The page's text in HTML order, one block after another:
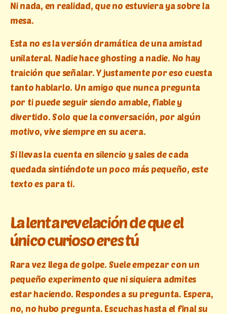
Ni nada, en realidad, que no estuviera ya sobre la
mesa.
Esta no es la versión dramática de una amistad
unilateral. Nadie hace ghosting a nadie. No hay
traición que señalar. Y justamente por eso cuesta
tanto hablarlo. Un amigo que nunca pregunta
por ti puede seguir siendo amable, fiable y
divertido. Solo que la conversación, por algún
motivo, vive siempre en su acera.
Si llevas la cuenta en silencio y sales de cada
quedada sintiéndote un poco más pequeño, este
texto es para ti.
La lenta revelación de que el
único curioso eres tú
Rara vez llega de golpe. Suele empezar con un
pequeño experimento que ni siquiera admites
estar haciendo. Respondes a su pregunta. Espera,
no, no hubo pregunta. Escuchas hasta el final su